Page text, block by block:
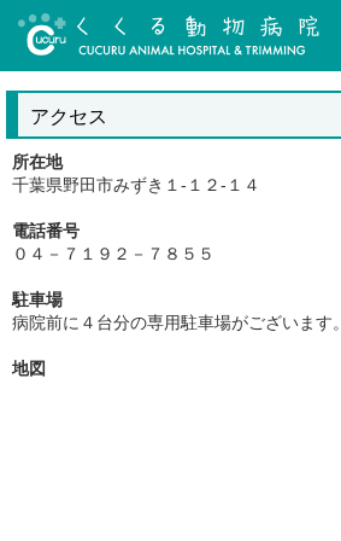
アクセス
所在地
千葉県野田市みずき１-１２-１４
電話番号
０４－７１９２－７８５５
駐車場
病院前に４台分の専用駐車場がございます。
地図